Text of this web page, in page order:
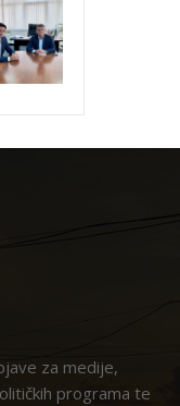
za medije,
programa te